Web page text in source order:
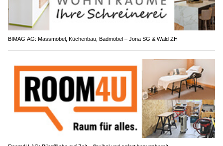
BIMAG AG: Massmöbel, Küchenbau, Badmöbel – Jona SG & Wald ZH